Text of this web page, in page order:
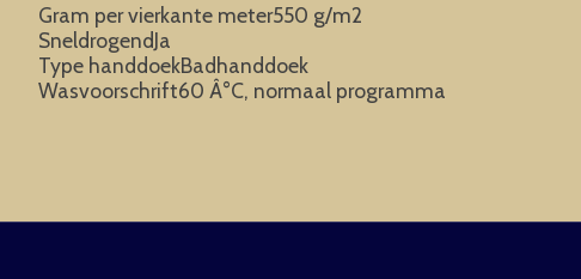
Gram per vierkante meter550 g/m2
SneldrogendJa
Type handdoekBadhanddoek
Wasvoorschrift60 Â°C, normaal programma